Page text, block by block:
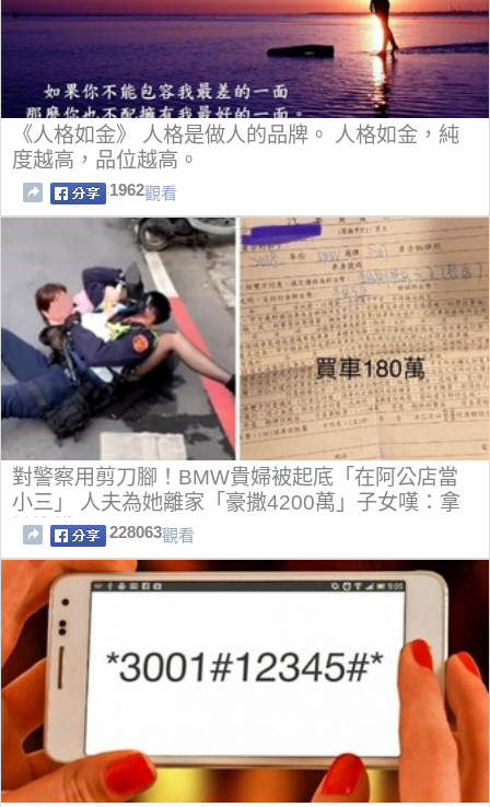
《人格如金》 人格是做人的品牌。 人格如金，純
度越高，品位越高。
1962觀看
對警察用剪刀腳！BMW貴婦被起底「在阿公店當
小三」 人夫為她離家「豪撒4200萬」子女嘆：拿
她沒轍
228063觀看